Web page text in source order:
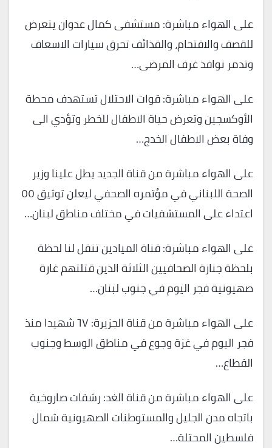
على الهواء مباشرة: مستشفى كمال عدوان يتعرض
للقصف والاقتحام، والقذائف تحرق سيارات الاسعاف
وتدمر نوافذ غرف المرضى…
على الهواء مباشرة: قوات الاحتلال تستهدف محطة
الأوكسجين وتعرض حياة الاطفال للخطر وتؤدي الى
وفاة بعض الاطفال الخدج…
على الهواء مباشرة من قناة الجديد يطل علينا وزير
الصحة اللبناني في مؤتمره الصحفي ليعلن توثيق ٥٥
اعتداء على المستشفيات في مختلف مناطق لبنان…
على الهواء مباشرة: قناة الميادين تنقل لنا لحظة
بلحظة جنازة الصحافيين الثلاثة الذين قتلتهم غارة
صهيونية فجر اليوم في جنوب لبنان…
على الهواء مباشرة من قناة الجزيرة: ٦٧ شهيدا منذ
فجر اليوم في غزة وجوع في مناطق الوسط وجنوب
القطاع…
على الهواء مباشرة من قناة الغد: رشقات صاروخية
باتجاه مدن الجليل والمستوطنات الصهيونية شمال
فلسطين المحتلة…